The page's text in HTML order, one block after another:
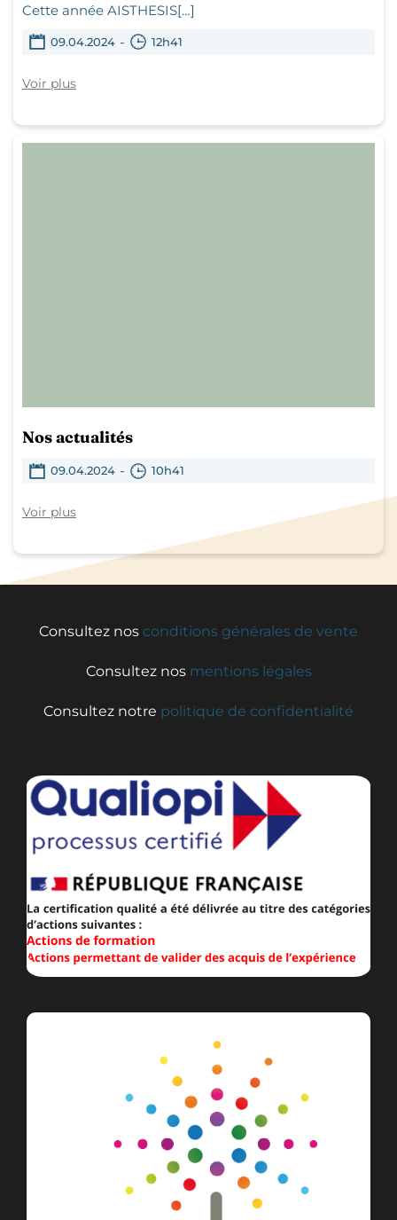
Cette année AISTHESIS[…]
09.04.2024 - 12h41
Voir plus
Nos actualités
09.04.2024 - 10h41
Voir plus
Consultez nos conditions générales de vente
Consultez nos mentions légales
Consultez notre politique de confidentialité